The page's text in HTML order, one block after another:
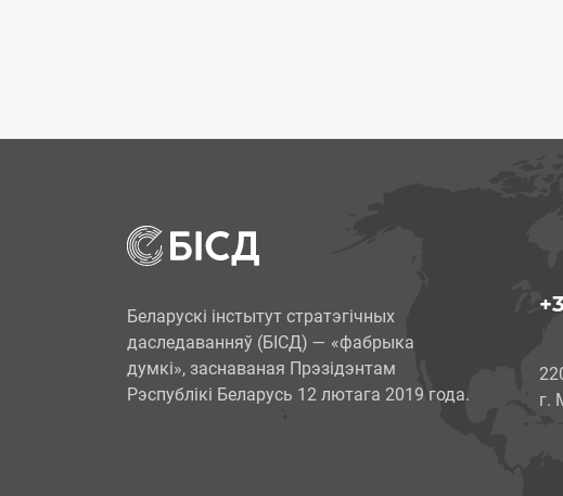
Беларускі інстытут стратэгічных
даследаванняў (БІСД) — «фабрыка
думкі», заснаваная Прэзідэнтам
Рэспублікі Беларусь 12 лютага 2019 года.
г.